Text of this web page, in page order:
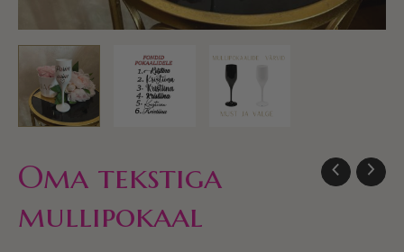
Oma tekstiga
mullipokaal